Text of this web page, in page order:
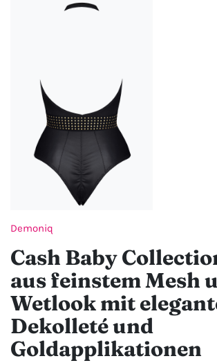
Demoniq
Cash Baby
aus feinstem Mesh
Wetlook mit
Dekolleté und
Goldapplikationen